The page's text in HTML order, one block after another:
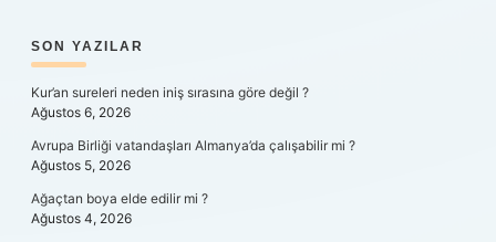
SIDEBAR
SON YAZILAR
Kur’an sureleri neden iniş sırasına göre değil ?
Ağustos 6, 2026
Avrupa Birliği vatandaşları Almanya’da çalışabilir mi ?
Ağustos 5, 2026
Ağaçtan boya elde edilir mi ?
Ağustos 4, 2026